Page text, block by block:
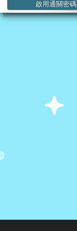
啟用通關密碼